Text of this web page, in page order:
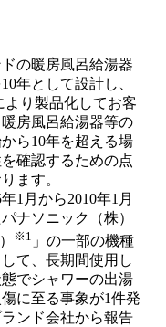
の暖房風呂給湯器
年として設計し、
より製品化してお客
房風呂給湯器等の
ら10年を超える場
確認するための点
ます。
1月から2010年1月
ナソニック（株）
※1 」の一部の機種
て、長期間使用し
でシャワーの出湯
に至る事象が1件発
ンド会社から報告